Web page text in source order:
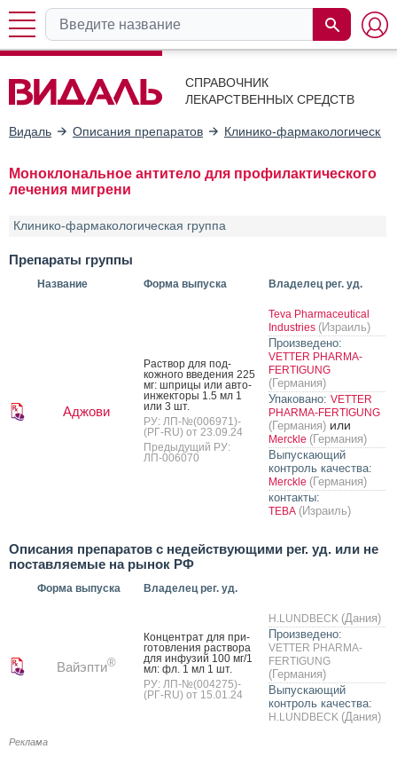
СПРАВОЧНИК
ЛЕКАРСТВЕННЫХ СРЕДСТВ
Видаль Описания препаратов Клинико-
Моноклональное антитело для профилактического
лечения мигрени
Клинико-фармакологическая группа
Препараты группы
Название Форма выпуска Владелец рег. уд.
Аджови
Рас­твор для под­
кожно­го вве­дения 225
мг: шпри­цы или ав­то­
ин­жекто­ры 1.5 мл 1
или 3 шт.
РУ: ЛП-№(006971)-
(РГ-RU) от 23.09.24
Предыдущий РУ:
ЛП-006070
Teva Pharmaceutical
Industries (Израиль)
Произведено:
VETTER PHARMA-
FERTIGUNG
(Германия)
Упаковано: VETTER
PHARMA-FERTIGUNG
(Германия) или
Merckle (Германия)
Выпускающий
контроль качества:
Merckle (Германия)
контакты:
ТЕВА (Израиль)
Описания препаратов с недействующими рег. уд. или не
поставляемые на рынок РФ
Форма выпуска Владелец рег. уд.
Вайэпти®
Кон­цен­трат для при­
готов­ле­ния рас­тво­ра
для ин­фу­зий 100 мг/1
мл: фл. 1 мл 1 шт.
РУ: ЛП-№(004275)-
(РГ-RU) от 15.01.24
H.LUNDBECK (Дания)
Произведено:
VETTER PHARMA-
FERTIGUNG
(Германия)
Выпускающий
контроль качества:
H.LUNDBECK (Дания)
Реклама